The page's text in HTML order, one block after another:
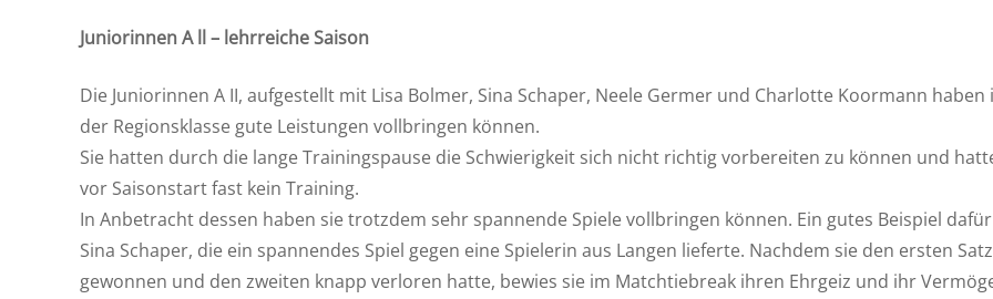
Juniorinnen A ll – lehrreiche Saison
Die Juniorinnen A II, aufgestellt mit Lisa Bolmer, Sina Schaper, Neele Germer und Charlotte Koormann haben
der Regionsklasse gute Leistungen vollbringen können.
Sie hatten durch die lange Trainingspause die Schwierigkeit sich nicht richtig vorbereiten zu können und
vor Saisonstart fast kein Training.
In Anbetracht dessen haben sie trotzdem sehr spannende Spiele vollbringen können. Ein gutes Beispiel
Sina Schaper, die ein spannendes Spiel gegen eine Spielerin aus Langen lieferte. Nachdem sie den ersten Satz
gewonnen und den zweiten knapp verloren hatte, bewies sie im Matchtiebreak ihren Ehrgeiz und ihr